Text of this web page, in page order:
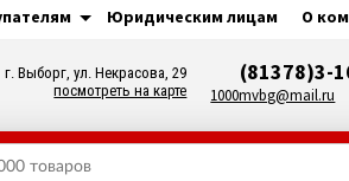
Юридическим лицам О
г. Выборг, ул. Некрасова, 29
посмотреть на карте
(81378)3-
1000mvbg@mail.ru